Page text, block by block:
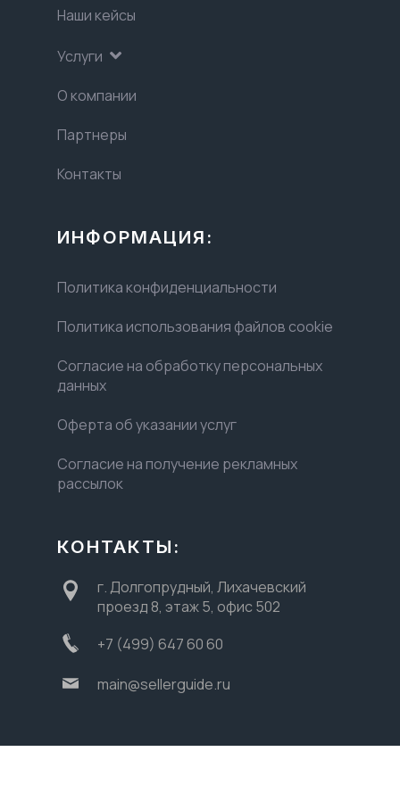
Наши кейсы
Услуги
О компании
Партнеры
Контакты
ИНФОРМАЦИЯ:
Политика конфиденциальности
Политика использования файлов cookie
Согласие на обработку персональных
данных
Оферта об указании услуг
Согласие на получение рекламных
рассылок
КОНТАКТЫ:
г. Долгопрудный, Лихачевский
проезд 8, этаж 5, офис 502
+7 (499) 647 60 60
main@sellerguide.ru